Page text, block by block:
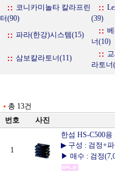
코니카미놀타 칼라프린
터(90)
(39)
파라(한강)시스템(15)
너(10)
삼보칼라토너(11)
라토너
총 13건
번호
사진
1
한섬 HS-C500
▶ 구성 : 검정+
▶ 매수 : 검정